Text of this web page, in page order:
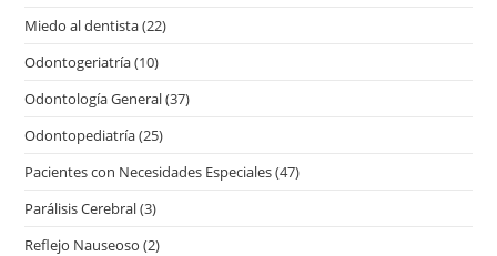
Miedo al dentista(22)
Odontogeriatría(10)
Odontología General(37)
Odontopediatría(25)
Pacientes con Necesidades Especiales(47)
Parálisis Cerebral(3)
Reflejo Nauseoso (2)